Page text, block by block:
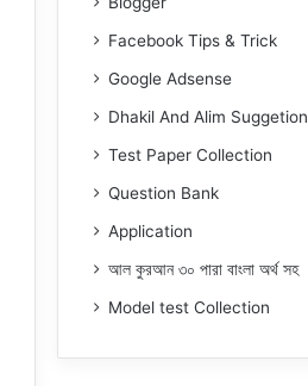
Facebook Tips & Trick
Google Adsense
Dhakil And Alim Suggetion
Test Paper Collection
Question Bank
Application
আল কুরআন ৩০ পারা বাংলা অর্থ সহ
Model test Collection